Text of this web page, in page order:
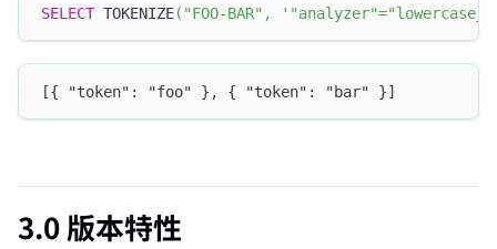
SELECT TOKENIZE( "FOO-BAR" ,
[{ "token": "foo" }, { "token": "bar" }]
3.0 版本特性